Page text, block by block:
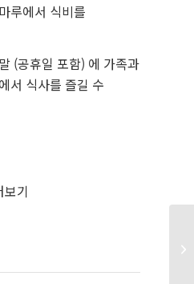
루에서 식비를
(공휴일 포함) 에 가족과
서 식사를 즐길 수
기